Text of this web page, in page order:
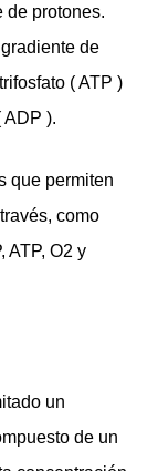
de protones.
de
( ATP )
ADP ).
que permiten
como
ATP, O2 y
un
de un